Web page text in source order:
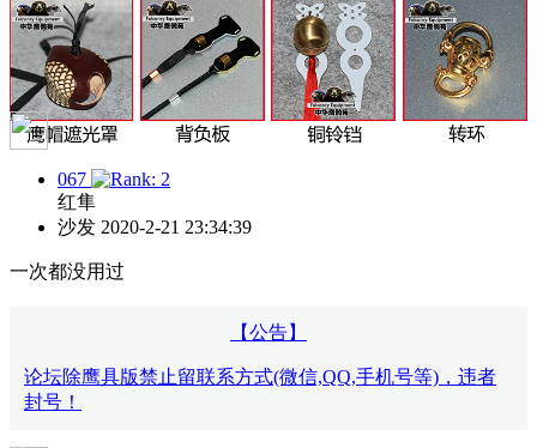
067
红隼
沙发 2020-2-21 23:34:39
一次都没用过
【公告】
论坛除鹰具版禁止留联系方式(微信,QQ,手机号等)，违者
封号！